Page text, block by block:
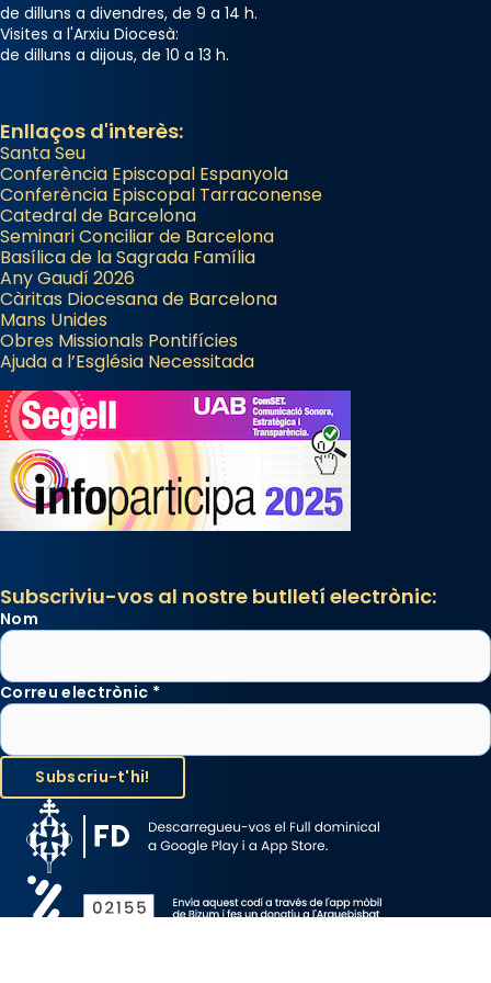
de dilluns a divendres, de 9 a 14 h.
Visites a l'Arxiu Diocesà:
de dilluns a dijous, de 10 a 13 h.
Enllaços d'interès:
Santa Seu
Conferència Episcopal Espanyola
Conferència Episcopal Tarraconense
Catedral de Barcelona
Seminari Conciliar de Barcelona
Basílica de la Sagrada Família
Any Gaudí 2026
Càritas Diocesana de Barcelona
Mans Unides
Obres Missionals Pontifícies
Ajuda a l’Església Necessitada
Subscriviu-vos al nostre butlletí electrònic:
Nom
Correu electrònic *